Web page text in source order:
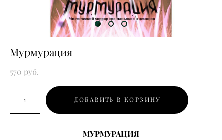
Мурмурация
570 pуб.
ДОБАВИТЬ В КОРЗИНУ
МУРМУРАЦИЯ